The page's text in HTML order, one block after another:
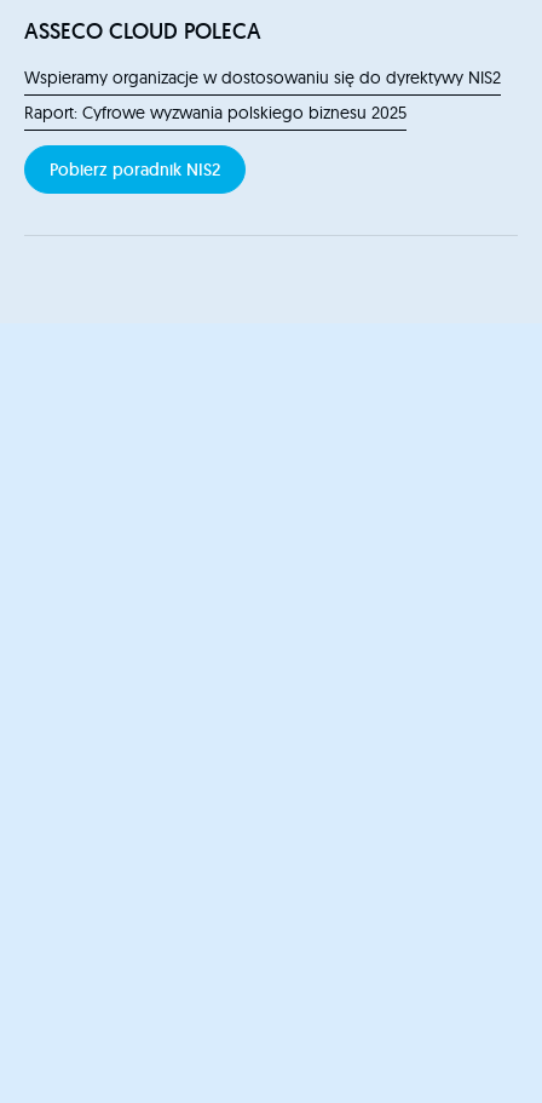
ASSECO CLOUD POLECA
Wspieramy organizacje w dostosowaniu się do dyrektywy NIS2
Raport: Cyfrowe wyzwania polskiego biznesu 2025
Pobierz poradnik NIS2